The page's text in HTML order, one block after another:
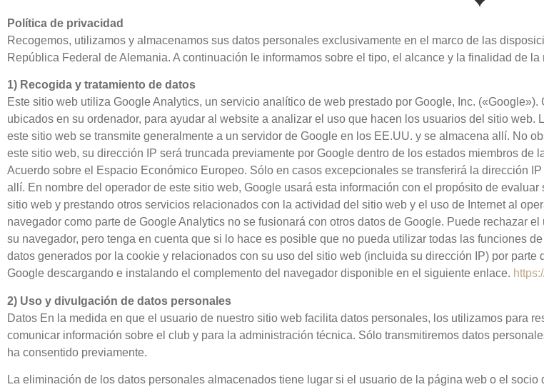
Política de privacidad
Recogemos, utilizamos y almacenamos sus datos personales exclusivamente en el marco de las
República Federal de Alemania. A continuación le informamos sobre el tipo, el alcance y la finalidad de
1) Recogida y tratamiento de datos
Este sitio web utiliza Google Analytics, un servicio analítico de web prestado por Google, Inc.
ubicados en su ordenador, para ayudar al website a analizar el uso que hacen los usuarios del sitio
este sitio web se transmite generalmente a un servidor de Google en los EE.UU. y se almacena allí. No
este sitio web, su dirección IP será truncada previamente por Google dentro de los estados miembros de
Acuerdo sobre el Espacio Económico Europeo. Sólo en casos excepcionales se transferirá la dirección
allí. En nombre del operador de este sitio web, Google usará esta información con el propósito de
sitio web y prestando otros servicios relacionados con la actividad del sitio web y el uso de Internet al
navegador como parte de Google Analytics no se fusionará con otros datos de Google. Puede rechazar
su navegador, pero tenga en cuenta que si lo hace es posible que no pueda utilizar todas las funciones
datos generados por la cookie y relacionados con su uso del sitio web (incluida su dirección IP) por
Google descargando e instalando el complemento del navegador disponible en el siguiente enlace.
2) Uso y divulgación de datos personales
Datos En la medida en que el usuario de nuestro sitio web facilita datos personales, los utilizamos para
comunicar información sobre el club y para la administración técnica. Sólo transmitiremos datos
ha consentido previamente.
La eliminación de los datos personales almacenados tiene lugar si el usuario de la página web o el